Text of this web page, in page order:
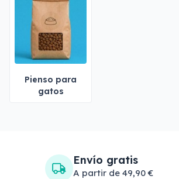
Pienso para
gatos
Envío gratis
A partir de 49,90 €